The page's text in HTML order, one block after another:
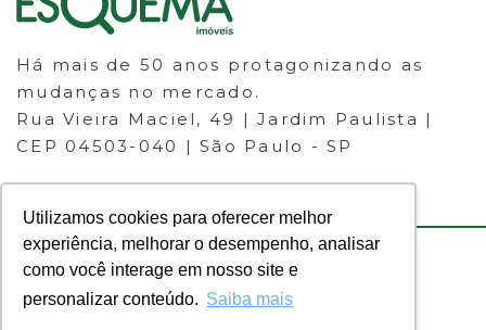
Utilizamos cookies para oferecer melhor
experiência, melhorar o desempenho, analisar
como você interage em nosso site e
personalizar conteúdo. Saiba mais
Há mais de 50 anos protagonizando as
mudanças no mercado.
Rua Vieira Maciel, 49 | Jardim Paulista |
CEP 04503-040 | São Paulo - SP
© 2023 ESQUEMA IMÓVEIS - CRECI